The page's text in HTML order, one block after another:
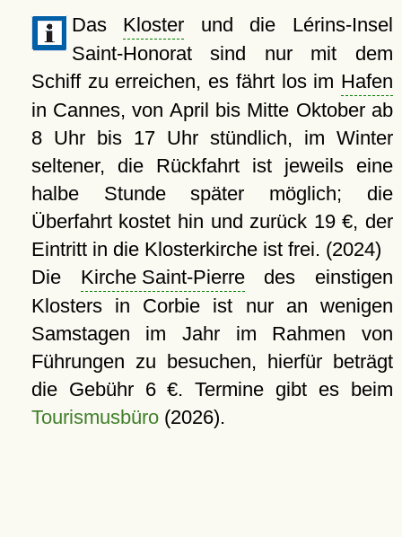
Das Kloster und die Lérins-Insel
Saint-Honorat sind nur mit dem
Schiff zu erreichen, es fährt los im Hafen
in Cannes, von April bis Mitte Oktober ab
8 Uhr bis 17 Uhr stündlich, im Winter
seltener, die Rückfahrt ist jeweils eine
halbe Stunde später möglich; die
Überfahrt kostet hin und zurück 19 €, der
Eintritt in die Klosterkirche ist frei. (2024)
Die Kirche Saint-Pierredes einstigen
Klosters in Corbie ist nur an wenigen
Samstagen im Jahr im Rahmen von
Führungen zu besuchen, hierfür beträgt
die Gebühr 6 €. Termine gibt es beim
Tourismusbüro(2026).